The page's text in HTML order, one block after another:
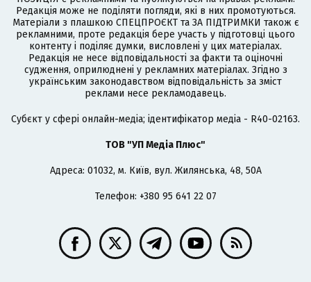
Редакція може не поділяти погляди, які в них промотуються.
Матеріали з плашкою СПЕЦПРОЄКТ та ЗА ПІДТРИМКИ також є
рекламними, проте редакція бере участь у підготовці цього
контенту і поділяє думки, висловлені у цих матеріалах.
Редакція не несе відповідальності за факти та оціночні
судження, оприлюднені у рекламних матеріалах. Згідно з
українським законодавством відповідальність за зміст
реклами несе рекламодавець.
Cубєкт у сфері онлайн-медіа; ідентифікатор медіа - R40-02163.
ТОВ "УП Медіа Плюс"
Адреса: 01032, м. Київ, вул. Жилянська, 48, 50А
Телефон: +380 95 641 22 07